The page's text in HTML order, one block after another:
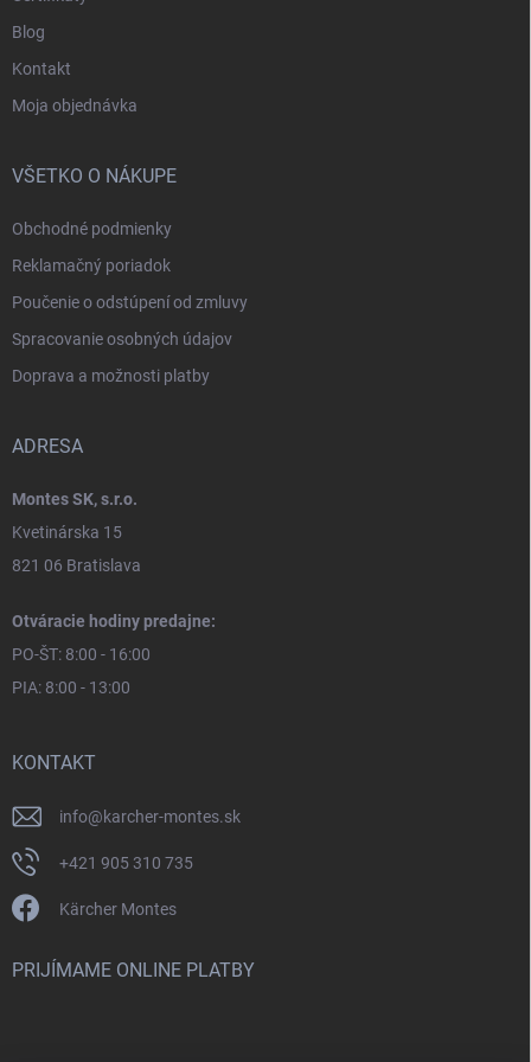
Blog
Kontakt
Moja objednávka
VŠETKO O NÁKUPE
Obchodné podmienky
Reklamačný poriadok
Poučenie o odstúpení od zmluvy
Spracovanie osobných údajov
Doprava a možnosti platby
ADRESA
Montes SK, s.r.o.
Kvetinárska 15
821 06 Bratislava
Otváracie hodiny predajne:
PO-ŠT: 8:00 - 16:00
PIA: 8:00 - 13:00
KONTAKT
info@karcher-montes.sk
+421 905 310 735
Kärcher Montes
PRIJÍMAME ONLINE PLATBY